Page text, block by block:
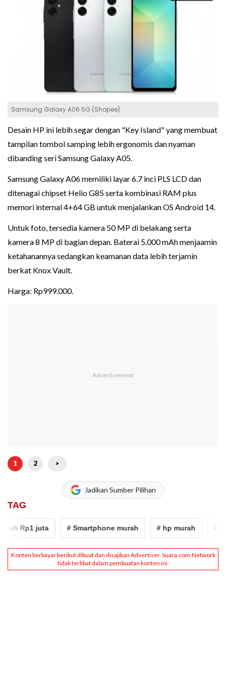
Samsung Galaxy A06 5G (Shopee)
Desain HP ini lebih segar dengan "Key Island" yang membuat
tampilan tombol samping lebih ergonomis dan nyaman
dibanding seri Samsung Galaxy A05.
Samsung Galaxy A06 memiliki layar 6.7 inci PLS LCD dan
ditenagai chipset Helio G85 serta kombinasi RAM plus
memori internal 4+64 GB untuk menjalankan OS Android 14.
Untuk foto, tersedia kamera 50 MP di belakang serta
kamera 8 MP di bagian depan. Baterai 5.000 mAh menjaamin
ketahanannya sedangkan keamanan data lebih terjamin
berkat Knox Vault.
Harga: Rp999.000.
1 2 >
Jadikan Sumber Pilihan
TAG
Rp1 juta # Smartphone murah # hp murah # ram